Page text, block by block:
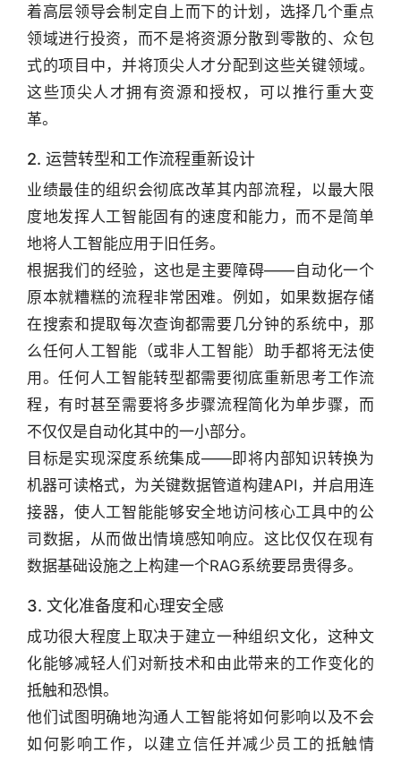
着高层领导会制定自上而下的计划，选择几个重点
领域进行投资，而不是将资源分散到零散的、众包
式的项目中，并将顶尖人才分配到这些关键领域。
这些顶尖人才拥有资源和授权，可以推行重大变
革。
2. 运营转型和工作流程重新设计
业绩最佳的组织会彻底改革其内部流程，以最大限
度地发挥人工智能固有的速度和能力，而不是简单
地将人工智能应用于旧任务。
根据我们的经验，这也是主要障碍——自动化一个
原本就糟糕的流程非常困难。例如，如果数据存储
在搜索和提取每次查询都需要几分钟的系统中，那
么任何人工智能（或非人工智能）助手都将无法使
用。任何人工智能转型都需要彻底重新思考工作流
程，有时甚至需要将多步骤流程简化为单步骤，而
不仅仅是自动化其中的一小部分。
目标是实现深度系统集成——即将内部知识转换为
机器可读格式，为关键数据管道构建API，并启用连
接器，使人工智能能够安全地访问核心工具中的公
司数据，从而做出情境感知响应。这比仅仅在现有
数据基础设施之上构建一个RAG系统要昂贵得多。
3. 文化准备度和心理安全感
成功很大程度上取决于建立一种组织文化，这种文
化能够减轻人们对新技术和由此带来的工作变化的
抵触和恐惧。
他们试图明确地沟通人工智能将如何影响以及不会
如何影响工作，以建立信任并减少员工的抵触情